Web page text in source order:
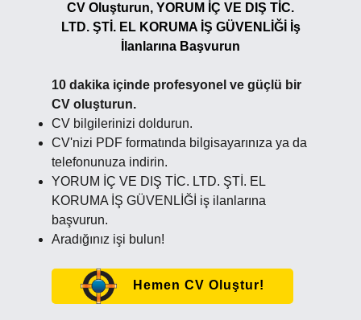
CV Oluşturun, YORUM İÇ VE DIŞ TİC.
LTD. ŞTİ. EL KORUMA İŞ GÜVENLİĞİ İş
İlanlarına Başvurun
10 dakika içinde profesyonel ve güçlü bir
CV oluşturun.
CV bilgilerinizi doldurun.
CV'nizi PDF formatında bilgisayarınıza ya da
telefonunuza indirin.
YORUM İÇ VE DIŞ TİC. LTD. ŞTİ. EL
KORUMA İŞ GÜVENLİĞİ iş ilanlarına
başvurun.
Aradığınız işi bulun!
Hemen CV Oluştur!